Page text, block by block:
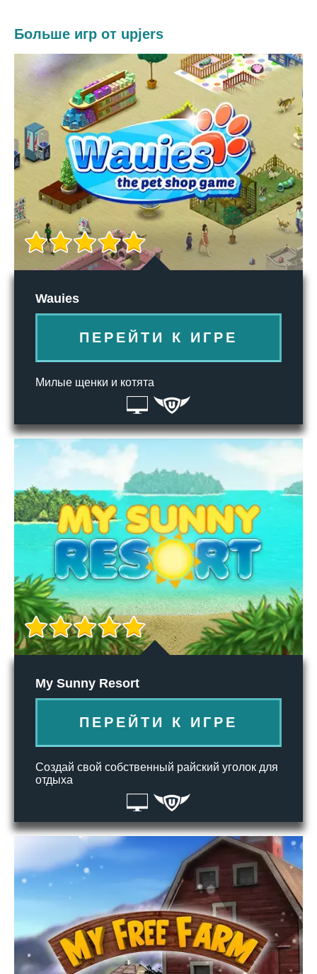
Больше игр от upjers
Wauies
ПЕРЕЙТИ К ИГРЕ
Милые щенки и котята
My Sunny Resort
ПЕРЕЙТИ К ИГРЕ
Создай свой собственный райский уголок для
отдыха